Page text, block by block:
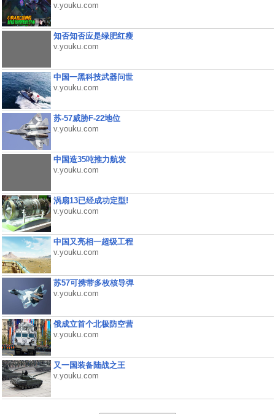
v.youku.com
知否知否应是绿肥红瘦
v.youku.com
中国一黑科技武器问世
v.youku.com
苏-57威胁F-22地位
v.youku.com
中国造35吨推力航发
v.youku.com
涡扇13已经成功定型!
v.youku.com
中国又亮相一超级工程
v.youku.com
苏57可携带多枚核导弹
v.youku.com
俄成立首个北极防空营
v.youku.com
又一国装备陆战之王
v.youku.com